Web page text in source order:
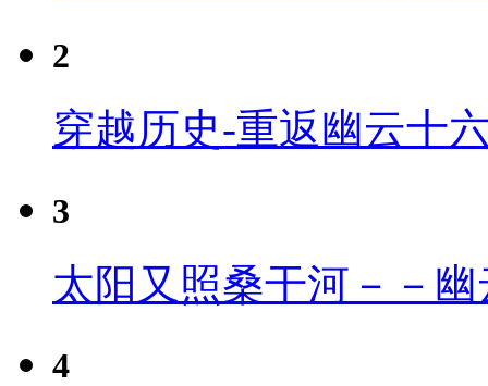
2
穿越历史-重返幽云十
3
太阳又照桑干河－－
4